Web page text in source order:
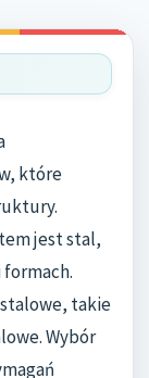
które
jest stal,
takie
Wybór